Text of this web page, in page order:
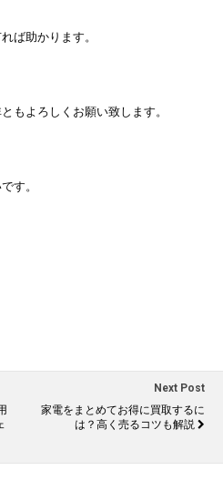
ば助かります。
もよろしくお願い致します。
す。
Next Post
家電をまとめてお得に買取するに
は？高く売るコツも解説